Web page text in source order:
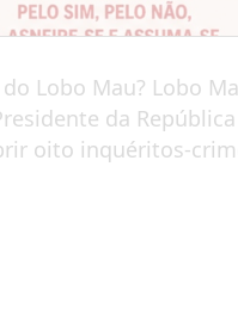
Lobo Mau? Lobo
da
oito inquéritos-